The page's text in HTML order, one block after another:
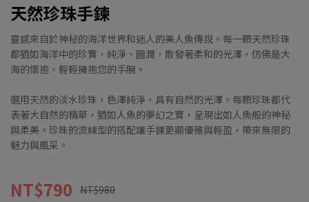
天然珍珠手鍊
靈感來自於神秘的海洋世界和迷人的美人魚傳說。每一顆天然珍珠
都猶如海洋中的珍寶，純淨、圓潤，散發著柔和的光澤，仿佛是大
海的懷抱，輕輕擁抱您的手腕。
選用天然的淡水珍珠，色澤純淨，具有自然的光澤。每顆珍珠都代
表著大自然的精華，猶如人魚的夢幻之寶，呈現出如人魚般的神秘
與柔美。珍珠的流線型的搭配讓手鍊更顯優雅與輕盈，帶來無限的
魅力與風采。
NT$790 NT$980